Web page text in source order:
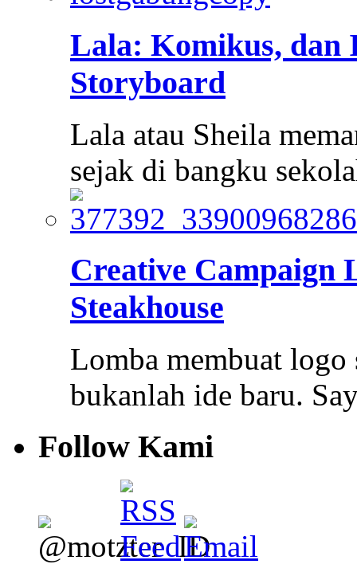
Lala: Komikus, dan
Storyboard
Lala atau Sheila
sejak di bangku
Creative Campaign
Steakhouse
Lomba membuat logo
bukanlah ide baru.
Follow Kami